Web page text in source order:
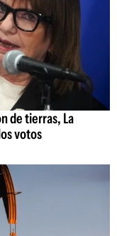
de tierras, La
votos